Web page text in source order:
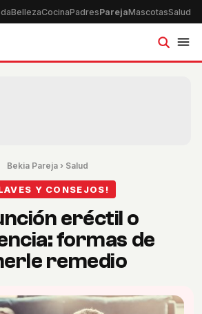
BellezaCocinaPadresParejaMascotasSalud
Bekia Pareja › Salud
Y CONSEJOS!
eréctil o
formas de
remedio